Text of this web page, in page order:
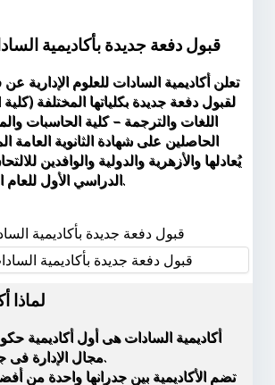
قبول دفعة جديدة بأكاديمية
تعلن أكاديمية السادات للعلوم الإدارية
لقبول دفعة جديدة بكلياتها المختلفة (كلية
اللغات والترجمة – كلية الحاسبات
الحاصلين على شهادة الثانوية العامة
يُعادلها والأزهرية والدولية والوافدين
الدراسي الأول للعام الجامعي 2027-2026.
لماذا
مجال الإدارة فى جمهورية مصر العربية.